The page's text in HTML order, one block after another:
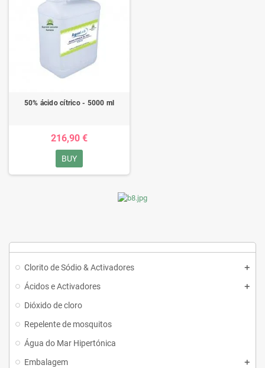
Clorito de Sódio & Activadores
Ácidos e Activadores
Dióxido de cloro
Repelente de mosquitos
Água do Mar Hipertónica
Embalagem
50% ácido cítrico - 5000 ml
216,90 €
BUY